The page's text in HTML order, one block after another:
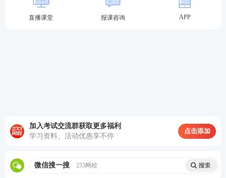
直播课堂 报课咨询 APP
加入考试交流群获取更多福利
学习资料、活动优惠享不停
点击添加
微信搜一搜 233网校